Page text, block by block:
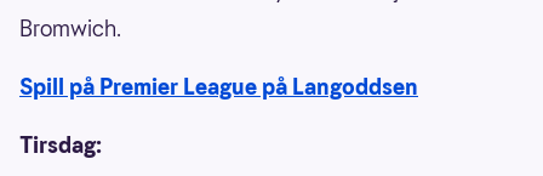
Bromwich.
Spill på Premier League på Langoddsen
Tirsdag: